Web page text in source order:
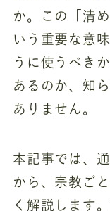
か。この「清
いう重要な意
うに使うべき
あるのか、知
ありません。
本記事では、
から、宗教ご
く解説します